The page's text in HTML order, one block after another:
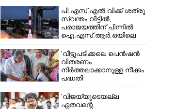
പി.എസ്.എൽ.വിക്ക് ശത്രു
സ്വന്തം വീട്ടിൽ,​
പരാജയത്തിന് പിന്നിൽ
ഐ.എസ്.ആർ.ഒയിലെ
ഉന്നതൻ
'വീട്ടുപടിക്കലെ പെൻഷൻ
വിതരണം
നിർത്തലാക്കാനുള്ള നീക്കം
പദ്ധതി
അവസാനിപ്പിക്കാനുള്ള
യുഡിഎഫ് അജണ്ടയുടെ
ആദ്യപടി'
'വിജയ്‌യുടെയല്ല
ഏതവന്റെ
×